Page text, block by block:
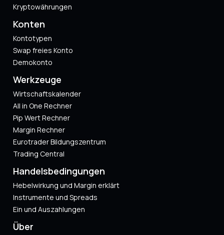
Kryptowährungen
Konten
Kontotypen
Swap freies Konto
Demokonto
Werkzeuge
Wirtschaftskalender
All in One Rechner
Pip Wert Rechner
Margin Rechner
Eurotrader Bildungszentrum
Trading Central
Handelsbedingungen
Hebelwirkung und Margin erklärt
Instrumente und Spreads
Ein und Auszahlungen
Über